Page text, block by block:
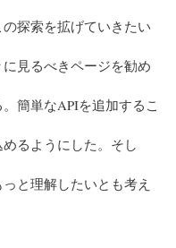
探索を拡げていきたい
見るべきページを勧め
簡単なAPIを追加するこ
るようにした。そし
と理解したいとも考え